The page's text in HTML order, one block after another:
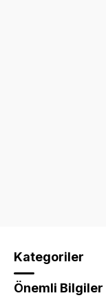
Kategoriler
Önemli Bilgiler